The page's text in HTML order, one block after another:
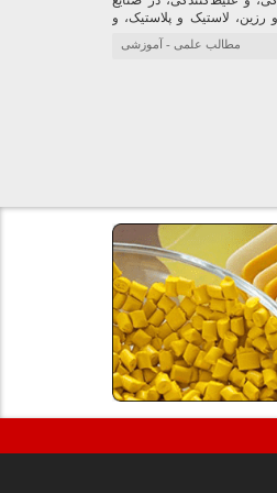
لاستیک و پلاستیک، و
پوشش ها، لوازم
دارد. مزایایی مانند غیر
مطالب علمی - آموزشی